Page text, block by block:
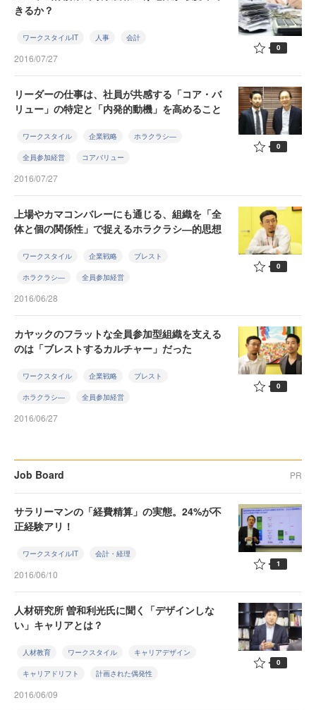
きるか？
ワークスタイルIT 人事 会計
2016/07/27
0
リーダーの仕事は、社員が共感する「コア・バ
リュー」の特定と「内発的動機」を高めること
ワークスタイル 企業戦略 ホラクラシ―
全員参加経営 コアバリュー
2016/07/27
0
上場やカマコンバレーにも通じる、組織を「全
体と個の関係性」で捉えるホラクラシ―的思想
ワークスタイル 企業戦略 ブレスト
ホラクラシ― 全員参加経営
2016/06/28
0
カヤックのフラットな全員参加型組織を支える
のは「ブレストするカルチャー」だった
ワークスタイル 企業戦略 ブレスト
ホラクラシ― 全員参加経営
2016/06/27
0
Job Board PR
サラリーマンの「経費精算」の実態。24%が不
正経験アリ！
ワークスタイルIT 会計・経理
2016/06/10
1
人材研究所 曽和利光氏に聞く「デザインしな
い」キャリアとは？
人材教育 ワークスタイル キャリアデザイン
キャリアドリフト 計画された偶発性
2016/06/09
0